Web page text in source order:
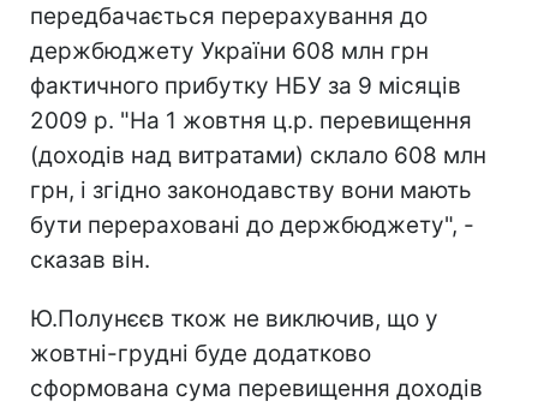
передбачається перерахування до
держбюджету України 608 млн грн
фактичного прибутку НБУ за 9 місяців
2009 р. "На 1 жовтня ц.р. перевищення
(доходів над витратами) склало 608 млн
грн, і згідно законодавству вони мають
бути перераховані до держбюджету", -
сказав він.
Ю.Полунєєв ткож не виключив, що у
жовтні-грудні буде додатково
сформована сума перевищення доходів